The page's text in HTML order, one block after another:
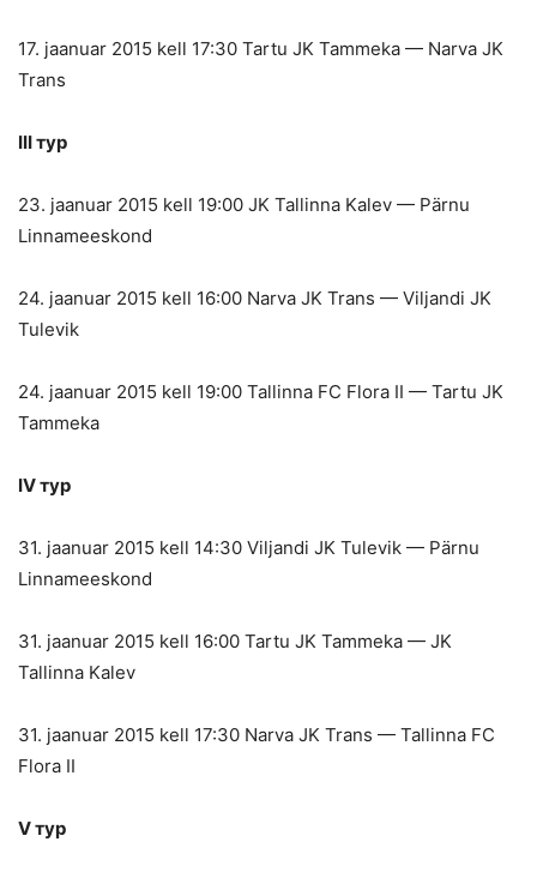
17. jaanuar 2015 kell 17:30 Tartu JK Tammeka — Narva JK
Trans
III тур
23. jaanuar 2015 kell 19:00 JK Tallinna Kalev — Pärnu
Linnameeskond
24. jaanuar 2015 kell 16:00 Narva JK Trans — Viljandi JK
Tulevik
24. jaanuar 2015 kell 19:00 Tallinna FC Flora II — Tartu JK
Tammeka
IV тур
31. jaanuar 2015 kell 14:30 Viljandi JK Tulevik — Pärnu
Linnameeskond
31. jaanuar 2015 kell 16:00 Tartu JK Tammeka — JK
Tallinna Kalev
31. jaanuar 2015 kell 17:30 Narva JK Trans — Tallinna FC
Flora II
V тур